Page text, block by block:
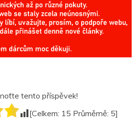
tento příspěvek!
[Celkem: 15 Průměrně: 5]